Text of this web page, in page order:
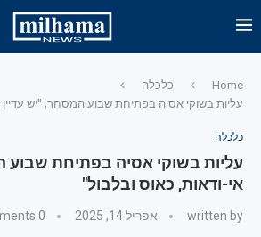
Home
כלכלה
עליות בשוקי אסיה בפתיחת שבוע המסחר; "יש עדיין
כלכלה
עליות בשוקי אסיה בפתיחת שבוע
אי-ודאות, כאוס ובלבול"
written by אפריל 14, 2025 0 comments